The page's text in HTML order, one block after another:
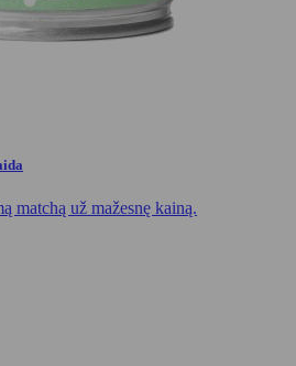
matchą už mažesnę kainą.